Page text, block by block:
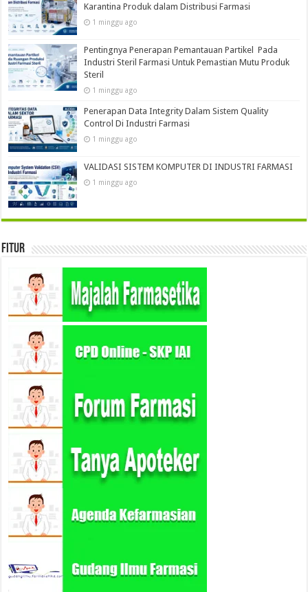
Karantina Produk dalam Distribusi Farmasi
1 minggu ago
Pentingnya Penerapan Pemantauan Partikel Pada
Industri Steril Farmasi Untuk Pemastian Mutu Produk
Steril
1 minggu ago
Penerapan Data Integrity Dalam Sistem Quality
Control Di Industri Farmasi
1 minggu ago
VALIDASI SISTEM KOMPUTER DI INDUSTRI FARMASI
1 minggu ago
Fitur